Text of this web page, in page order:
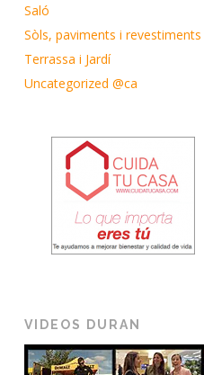
Saló
Sòls, paviments i revestiments
Terrassa i Jardí
Uncategorized @ca
VIDEOS DURAN